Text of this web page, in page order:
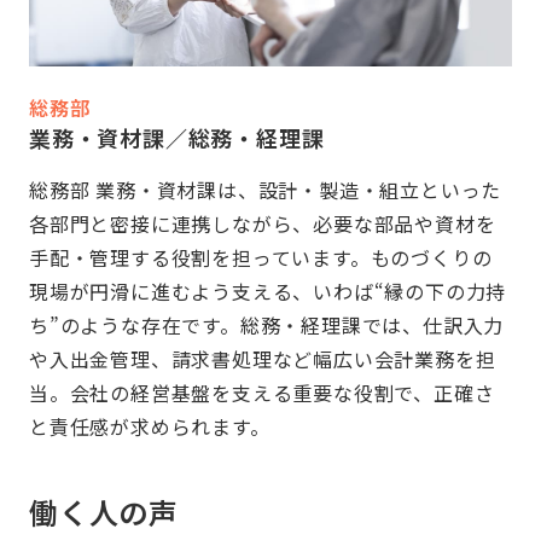
総務部
業務・資材課／総務・経理課
総務部 業務・資材課は、設計・製造・組立といった
各部門と密接に連携しながら、必要な部品や資材を
手配・管理する役割を担っています。ものづくりの
現場が円滑に進むよう支える、いわば“縁の下の力持
ち”のような存在です。総務・経理課では、仕訳入力
や入出金管理、請求書処理など幅広い会計業務を担
当。会社の経営基盤を支える重要な役割で、正確さ
と責任感が求められます。
働く人の声